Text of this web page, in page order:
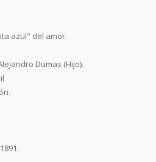
azul" del amor.
Dumas (Hijo).